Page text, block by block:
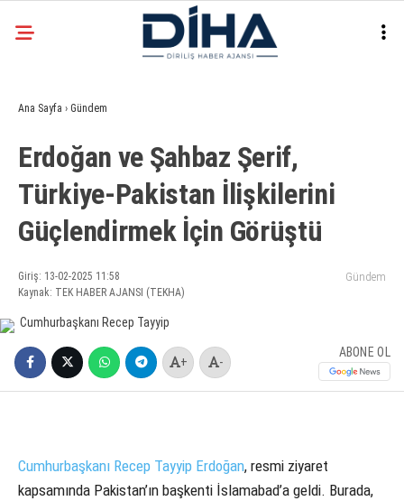
Instagram
20.1°
ANKARA
EKONOMI
SIYASET
DÜNYA
TEKNOLOJI
Ana Sayfa › Gündem
Erdoğan ve Şahbaz Şerif,
Türkiye-Pakistan İlişkilerini
Güçlendirmek İçin Görüştü
Giriş: 13-02-2025 11:58
Kaynak: TEK HABER AJANSI (TEKHA)
Gündem
+ -
ABONE OL
Cumhurbaşkanı Recep Tayyip Erdoğan, resmi ziyaret
kapsamında Pakistan’ın başkenti İslamabad’a geldi. Burada,